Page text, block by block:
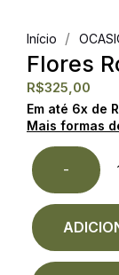
Início /
Flores
R$325,00
Em até 6x de
Mais formas
-